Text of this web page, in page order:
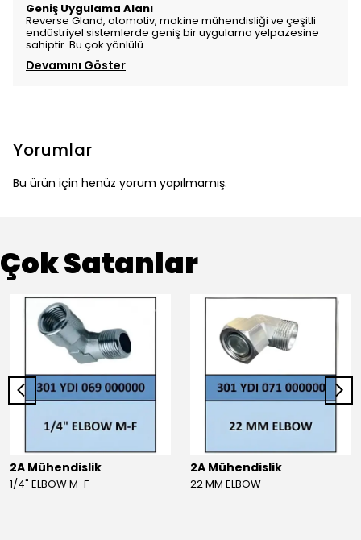
Geniş Uygulama Alanı
Reverse Gland, otomotiv, makine mühendisliği ve çeşitli
endüstriyel sistemlerde geniş bir uygulama yelpazesine
sahiptir. Bu çok yönlülü
Devamını Göster
Yorumlar
Bu ürün için henüz yorum yapılmamış.
Çok Satanlar
2A Mühendislik
1/4" ELBOW M-F
2A Mühendislik
22 MM ELBOW